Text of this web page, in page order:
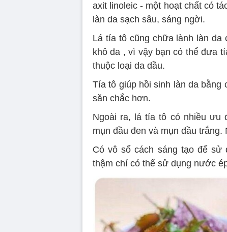
axit linoleic - một hoạt chất có
làn da sạch sâu, sáng ngời.
Lá tía tô cũng chữa lành làn da
khô da , vì vậy bạn có thể đưa
thuộc loại da dầu.
Tía tô giúp hồi sinh làn da bằng
săn chắc hơn.
Ngoài ra, lá tía tô có nhiều ưu
mụn đầu đen và mụn đầu
Có vô số cách sáng tạo để
thậm chí có thể sử dụng nước